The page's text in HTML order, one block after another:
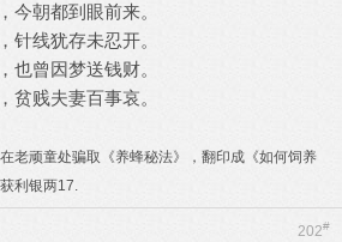
今朝都到眼前来。
针线犹存未忍开。
也曾因梦送钱财。
贫贱夫妻百事哀。
老顽童处骗取《养蜂秘法》，翻印成《如何饲养
利银两17.
202#